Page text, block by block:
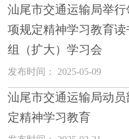
汕尾市交通运输局举
项规定精神学习教育
组（扩大）学习会
发布时间： 2025-05-09
汕尾市交通运输局动
定精神学习教育